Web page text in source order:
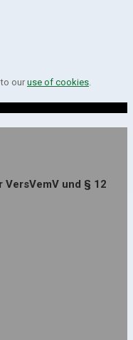
our use of cookies.
VersVemV und § 12